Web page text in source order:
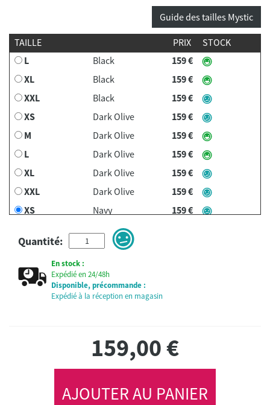
Guide des tailles Mystic
TAILLE PRIX
STOCK
L
Black
159 €
XL
Black
159 €
XXL
Black
159 €
XS
Dark Olive
159 €
M
Dark Olive
159 €
L
Dark Olive
159 €
XL
Dark Olive
159 €
XXL
Dark Olive
159 €
XS
Navy
159 €
L
Navy
XL
XXL
Navy
Retro Lila
Retro Lila 159 €
Quantité:
En stock :
Expédié en 24/48h
Disponible, précommande :
Expédié à la réception en magasin
159,00€
AJOUTER AU PANIER